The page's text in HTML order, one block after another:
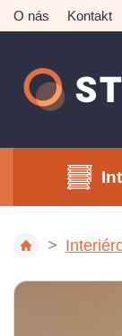
O nás Kontakt